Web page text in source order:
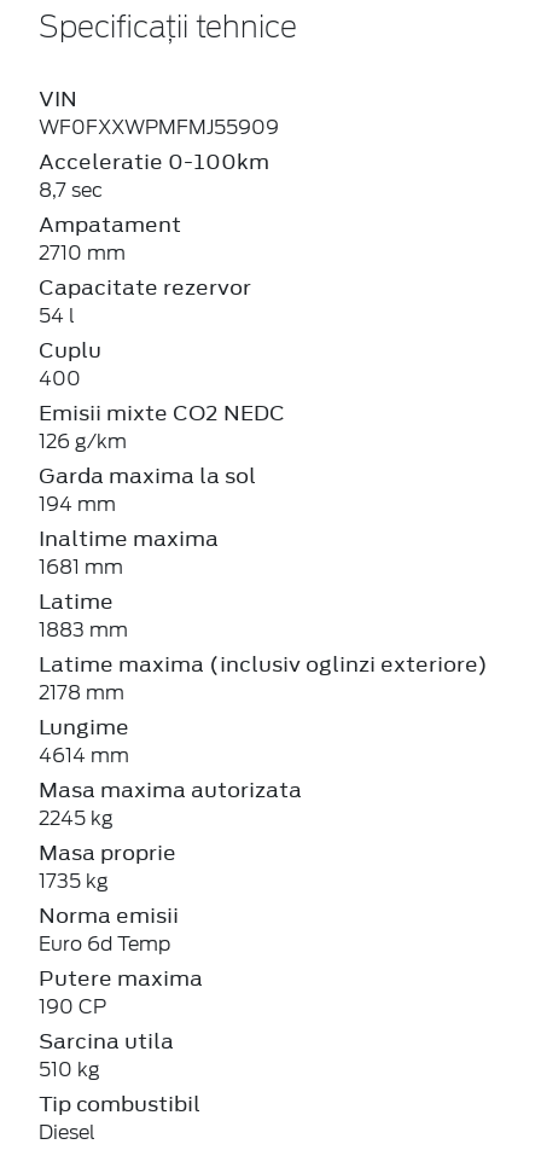
Specificații tehnice
VIN
WF0FXXWPMFMJ55909
Acceleratie 0-100km
8,7 sec
Ampatament
2710 mm
Capacitate rezervor
54 l
Cuplu
400
Emisii mixte CO2 NEDC
126 g/km
Garda maxima la sol
194 mm
Inaltime maxima
1681 mm
Latime
1883 mm
Latime maxima (inclusiv oglinzi exteriore)
2178 mm
Lungime
4614 mm
Masa maxima autorizata
2245 kg
Masa proprie
1735 kg
Norma emisii
Euro 6d Temp
Putere maxima
190 CP
Sarcina utila
510 kg
Tip combustibil
Diesel